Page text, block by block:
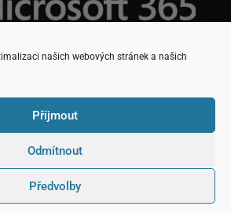
našich webových stránek a našich
Příjmout
Odmítnout
Předvolby
škola podnikatelská a Vyšší
odborná škola, s.r.o.
& created by David Martinek